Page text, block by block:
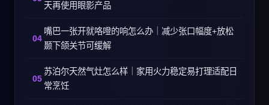
天再使用眼影产品
嘴巴一张开就咯噔的响怎么办｜减少张口幅度+放松
颞下颌关节可缓解
苏泊尔天然气灶怎么样｜家用火力稳定易打理适配日
常烹饪